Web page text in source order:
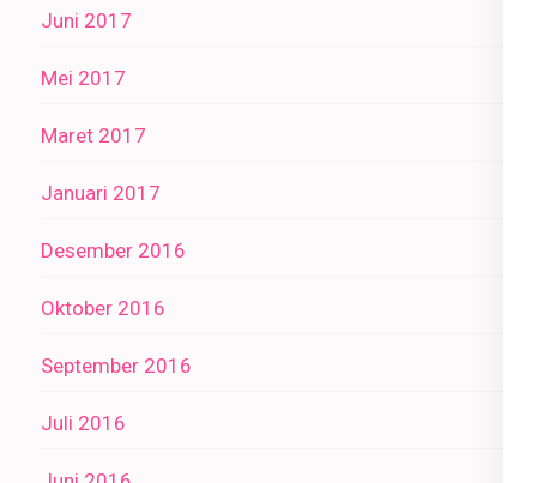
Juni 2017
Mei 2017
Maret 2017
Januari 2017
Desember 2016
Oktober 2016
September 2016
Juli 2016